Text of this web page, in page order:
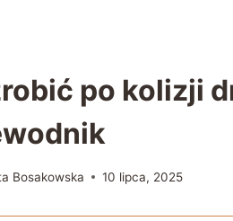
po kolizji
Bosakowska 10 lipca, 2025